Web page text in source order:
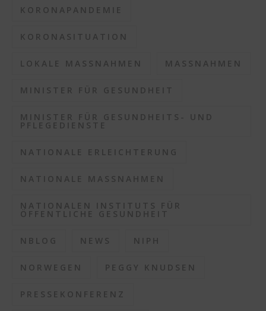
KORONAPANDEMIE
KORONASITUATION
LOKALE MASSNAHMEN MASSNAHMEN
MINISTER FÜR GESUNDHEIT
MINISTER FÜR GESUNDHEITS- UND
PFLEGEDIENSTE
NATIONALE ERLEICHTERUNG
NATIONALE MASSNAHMEN
NATIONALEN INSTITUTS FÜR
ÖFFENTLICHE GESUNDHEIT
NBLOG NEWS NIPH
NORWEGEN PEGGY KNUDSEN
PRESSEKONFERENZ